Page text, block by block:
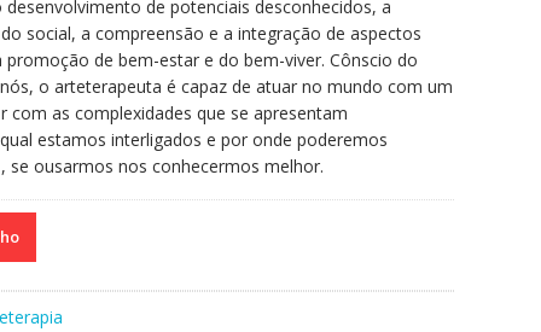
de potenciais desconhecidos, a
social, a compreensão e a integração de aspectos
de bem-estar e do bem-viver. Cônscio do
o arteterapeuta é capaz de atuar no mundo com um
com as complexidades que se apresentam
estamos interligados e por onde poderemos
se ousarmos nos conhecermos melhor.